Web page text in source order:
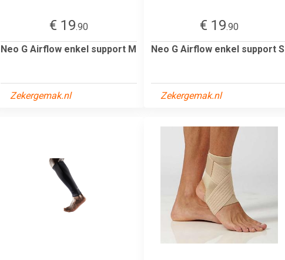
€ 19.90
Neo G Airflow enkel support M
Zekergemak.nl
€ 19.90
Neo G Airflow enkel support S
Zekergemak.nl